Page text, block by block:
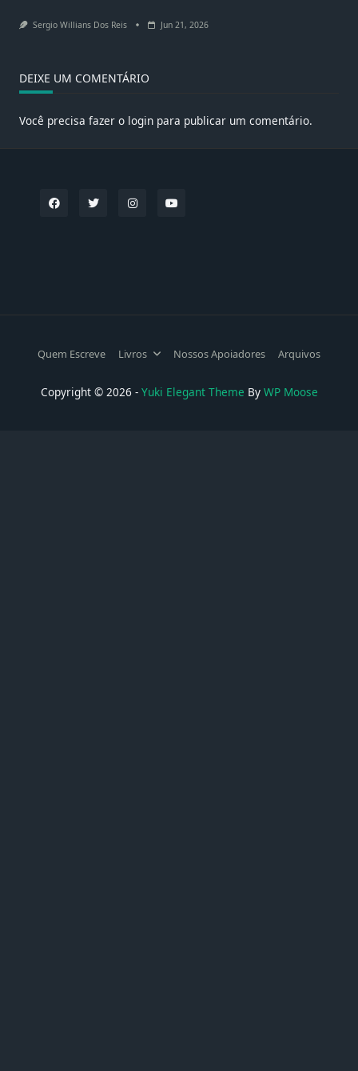
Sergio Willians Dos Reis Jun 21, 2026
DEIXE UM COMENTÁRIO
Você precisa fazer o login para publicar um comentário.
Quem Escreve Livros Nossos Apoiadores Arquivos
Copyright © 2026 - Yuki Elegant Theme By WP Moose